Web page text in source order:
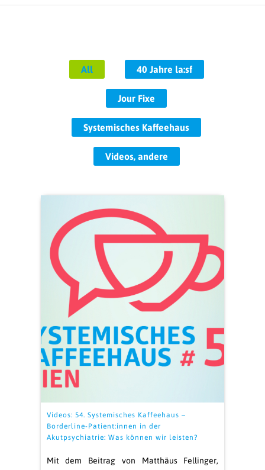
All 40 Jahre la:sf
Jour Fixe
Systemisches Kaffeehaus
Videos, andere
Videos: 54. Systemisches Kaffeehaus –
Borderline-Patient:innen in der
Akutpsychiatrie: Was können wir leisten?
Mit dem Beitrag von Matthäus Fellinger,